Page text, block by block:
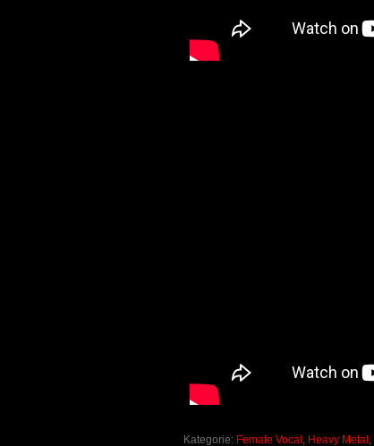
Kategorie: Female Vocal Heavy Metal